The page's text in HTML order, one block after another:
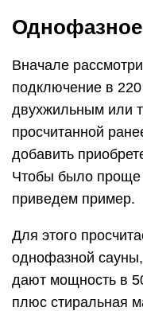
Вначале
подключение в
двухжильным или
просчитанной
добавить
Чтобы было проще
приведем пример.
Для этого
однофазной
дают мощность в
плюс стиральная